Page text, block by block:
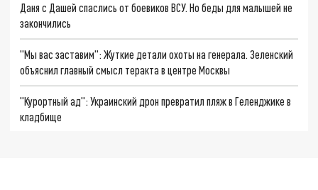
Даня с Дашей спаслись от боевиков ВСУ. Но беды для малышей не
закончились
"Мы вас заставим": Жуткие детали охоты на генерала. Зеленский
объяснил главный смысл теракта в центре Москвы
"Курортный ад": Украинский дрон превратил пляж в Геленджике в
кладбище